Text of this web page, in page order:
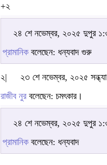
+২
২৪ শে নভেম্বর, ২০২৫ দুপুর
প্রামানিকবলেছেন: ধন্যবাদ গুরু
২|
২৩ শে নভেম্বর, ২০২৫
রাজীব নুর বলেছেন: চমৎকার।
২৪ শে নভেম্বর, ২০২৫ দুপুর
প্রামানিকবলেছেন: ধন্যবাদ